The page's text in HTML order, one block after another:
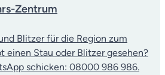
Zentrum
Blitzer für die Region zum
einen Stau oder Blitzer gesehen?
schicken: 08000 986 986.